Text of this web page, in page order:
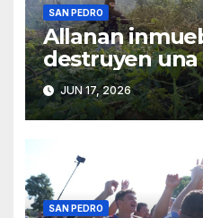
SAN PEDRO
Allanan
destruyen
supuesta
Pedro
JUN 17, 2026
SAN PEDRO